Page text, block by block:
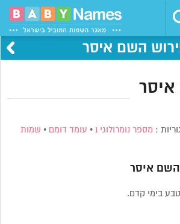
השם איסר
: מספר נומרולוגי 1 • עומד דומם • שמות
השם איסר
בימי קדם.